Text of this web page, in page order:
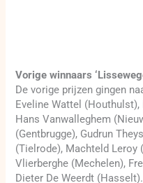
Vorige winnaars
De vorige prijzen gingen
Eveline Wattel
Hans Vanwalleghem
(Gentbrugge), Gudrun
(Tielrode), Machteld Leroy
Vlierberghe (Mechelen),
Dieter De Weerdt